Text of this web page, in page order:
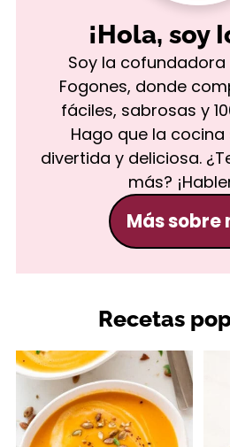
¡Hola, soy
Soy la cofundadora
Fogones, donde
fáciles, sabrosas y
Hago que la cocina
divertida y deliciosa.
más?
Más sobre
Recetas